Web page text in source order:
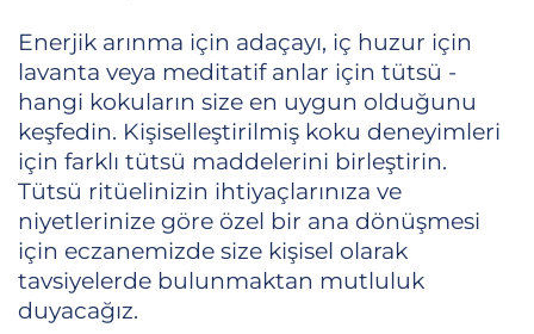
Enerjik arınma için adaçayı, iç huzur için
lavanta veya meditatif anlar için tütsü -
hangi kokuların size en uygun olduğunu
keşfedin. Kişiselleştirilmiş koku deneyimleri
için farklı tütsü maddelerini birleştirin.
Tütsü ritüelinizin ihtiyaçlarınıza ve
niyetlerinize göre özel bir ana dönüşmesi
için eczanemizde size kişisel olarak
tavsiyelerde bulunmaktan mutluluk
duyacağız.